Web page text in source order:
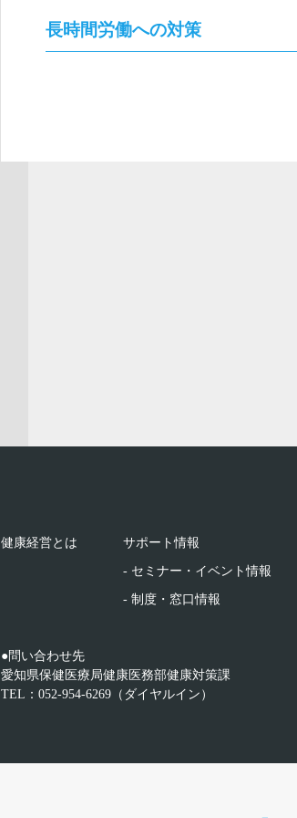
長時間労働への対策
健康経営とは サポート情報
- セミナー・イベント情報
- 制度・窓口情報
●問い合わせ先
愛知県保健医療局健康医務部健康対策課
TEL：052-954-6269（ダイヤルイン）